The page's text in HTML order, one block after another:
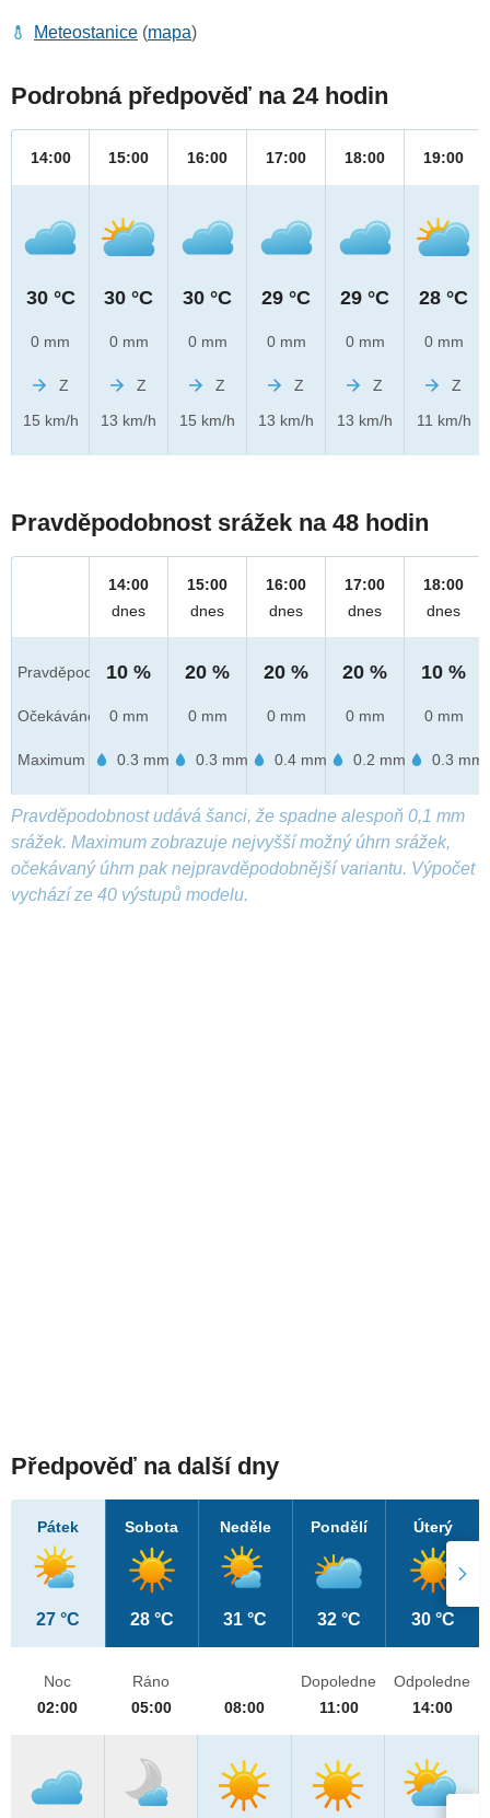
Meteostanice (mapa)
Podrobná předpověď na 24 hodin
14:00
30 °C
0 mm
Z
15 km/h
15:00
30 °C
0 mm
Z
13 km/h
16:00
30 °C
0 mm
Z
15 km/h
17:00
29 °C
0 mm
Z
13 km/h
18:00
29 °C
0 mm
Z
13 km/h
19:00
28 °C
0 mm
Z
11 km/h
Pravděpodobnost srážek na 48 hodin
Pravděpod.
Očekáváno
Maximum
14:00
dnes
10 %
0 mm
0.3 mm
15:00
dnes
20 %
0 mm
0.3 mm
16:00
dnes
20 %
0 mm
0.4 mm
17:00
dnes
20 %
0 mm
0.2 mm
18:00
dnes
10 %
0 mm
0.3 mm
Pravděpodobnost udává šanci, že spadne alespoň 0,1 mm
srážek. Maximum zobrazuje nejvyšší možný úhrn srážek,
očekávaný úhrn pak nejpravděpodobnější variantu. Výpočet
vychází ze 40 výstupů modelu.
Předpověď na další dny
Pátek
27 °C
Sobota
28 °C
Neděle
31 °C
Pondělí
32 °C
Úterý
30 °C
Noc
02:00
Ráno
05:00
08:00
Dopoledne
11:00
Odpoledne
14:00